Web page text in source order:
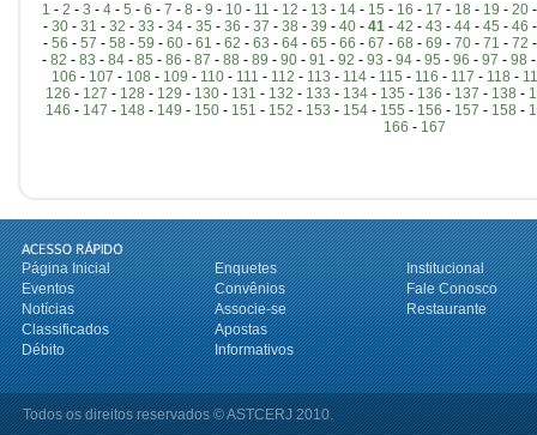
1 - 2 - 3 - 4 - 5 - 6 - 7 - 8 - 9 - 10 - 11 - 12 - 13 - 14 - 15 - 16 - 17 - 18 - 19 - 20
- 30- 31 - 32 - 33 - 34- 35 - 36 - 37 - 38 - 39 - 40- 41- 42 - 43 - 44- 45 - 46
- 56 - 57 - 58 - 59 - 60- 61 - 62 - 63 - 64- 65 - 66 - 67 - 68 - 69 - 70- 71 - 72
- 82 - 83 - 84 - 85 - 86 - 87 - 88 - 89 - 90 - 91 - 92 - 93 - 94 - 95 - 96 - 97 - 98
106 - 107 - 108 - 109 - 110 - 111 - 112 - 113 - 114 - 115 - 116 - 117 - 118 -
126 - 127 - 128 - 129 - 130- 131 - 132 - 133 - 134- 135 - 136 - 137 - 138 -
146 - 147 - 148 - 149 - 150- 151 - 152 - 153 - 154- 155 - 156 - 157 - 158 -
166 - 167
Página Inicial Enquetes
Institucional
Eventos
Convênios
Fale Conosco
Notícias
Associe-se
Restaurante
Classificados
Apostas
Débito
Informativos
Todos os direitos reservados © ASTCERJ 2010.